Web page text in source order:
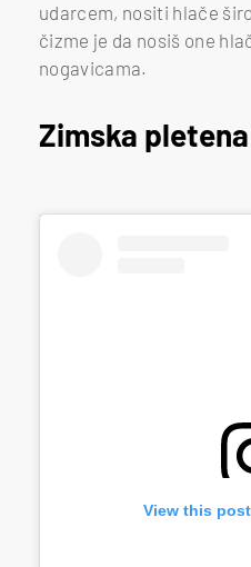
udarcem, nositi hlače
čizme je da nosiš one
nogavicama.
Zimska
View this